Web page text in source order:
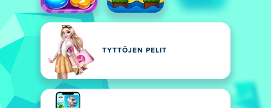
TYTTÖJEN PELIT